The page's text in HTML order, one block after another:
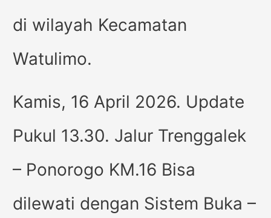
di wilayah Kecamatan
Watulimo.
Kamis, 16 April 2026. Update
Pukul 13.30. Jalur Trenggalek
– Ponorogo KM.16 Bisa
dilewati dengan Sistem Buka –